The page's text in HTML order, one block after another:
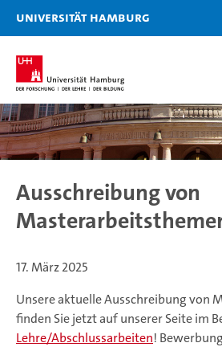
Universität Hamburg
Ausschreibung von
17. März 2025
Unsere aktuelle Ausschreibung von
finden Sie jetzt auf unserer Seite im
Lehre/Abschlussarbeiten!